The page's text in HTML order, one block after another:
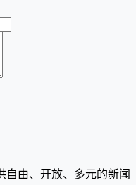
自由、开放、多元的新闻